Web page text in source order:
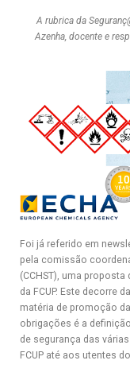
A rubrica da
Azenha, docente e
Foi já referido em
pela comissão
(CCHST), uma
da FCUP. Este decorre
matéria de promoção
obrigações é a
de segurança das
FCUP até aos utentes